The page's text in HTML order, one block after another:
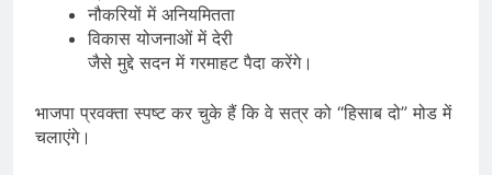
नौकरियों में अनियमितता
विकास योजनाओं में देरी
जैसे मुद्दे सदन में गरमाहट पैदा करेंगे।
भाजपा प्रवक्ता स्पष्ट कर चुके हैं कि वे सत्र को “हिसाब दो” मोड में
चलाएंगे।